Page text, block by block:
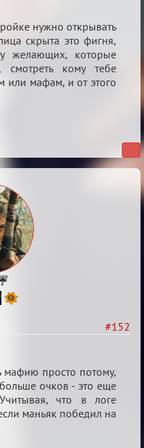
нужно открывать
скрыта это фигня,
желающих, которые
смотреть кому тебе
или мафам, и от этого
#152
мафию просто потому,
очков - это еще
что в логе
маньяк победил на